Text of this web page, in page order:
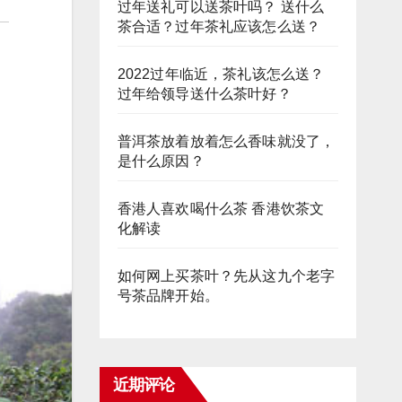
过年送礼可以送茶叶吗？ 送什么
茶合适？过年茶礼应该怎么送？
2022过年临近，茶礼该怎么送？
过年给领导送什么茶叶好？
普洱茶放着放着怎么香味就没了，
是什么原因？
香港人喜欢喝什么茶 香港饮茶文
化解读
如何网上买茶叶？先从这九个老字
号茶品牌开始。
近期评论